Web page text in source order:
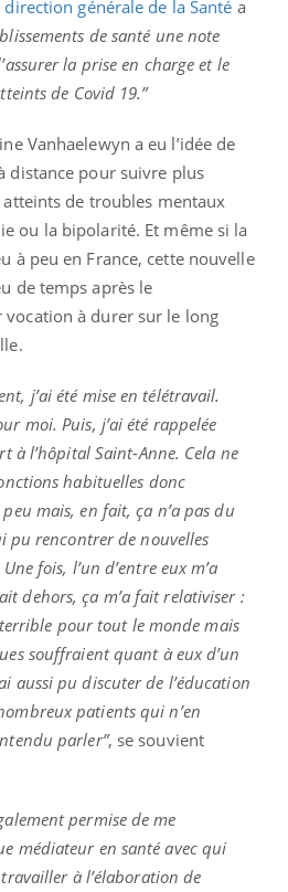
direction générale de la Santé a
de santé une note
la prise en charge et le
de Covid 19.”
Vanhaelewyn a eu l’idée de
distance pour suivre plus
de troubles mentaux
ou la bipolarité. Et même si la
à peu en France, cette nouvelle
de temps après le
à durer sur le long
j’ai été mise en télétravail.
moi. Puis, j’ai été rappelée
à l’hôpital Saint-Anne. Cela ne
habituelles donc
mais, en fait, ça n’a pas du
pu rencontrer de nouvelles
fois, l’un d’entre eux m’a
dehors, ça m’a fait relativiser :
pour tout le monde mais
souffraient quant à eux d’un
aussi pu discuter de l’éducation
patients qui n’en
parler”, se souvient
permise de me
médiateur en santé avec qui
à l’élaboration de